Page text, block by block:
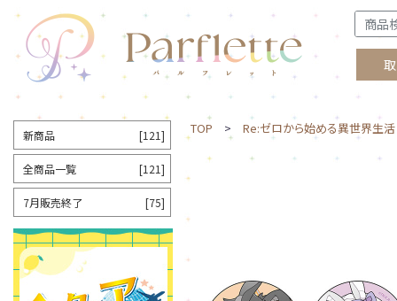
TOP > Re:ゼロから始める異世界生活
新商品 [121]
全商品一覧 [121]
7月販売終了 [75]